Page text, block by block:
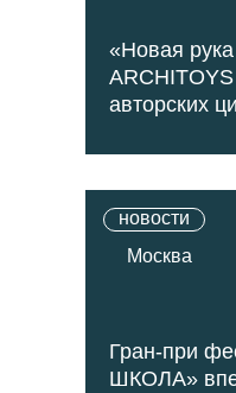
«Новая
авторских
новости
Москва
Гран-при
ШКОЛА»